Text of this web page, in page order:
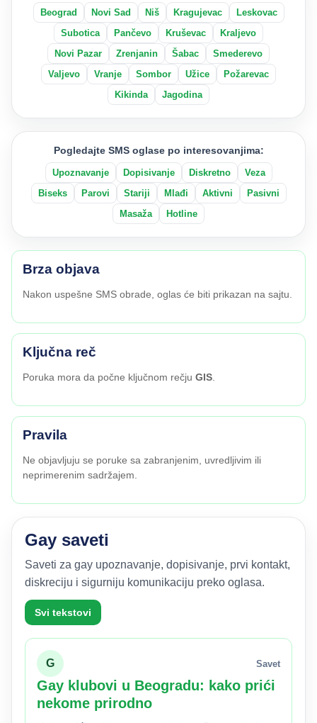
Beograd Novi Sad Niš Kragujevac
Leskovac
Subotica
Pančevo Kruševac
Kraljevo
Novi Pazar
Zrenjanin Šabac
Smederevo
Valjevo
Vranje Sombor Užice
Požarevac
Kikinda
Jagodina
Pogledajte SMS oglase po interesovanjima:
Upoznavanje Dopisivanje Diskretno
Veza
Biseks
Parovi Stariji Mlađi Aktivni
Pasivni
Masaža
Hotline
Brza objava
Nakon uspešne SMS obrade, oglas će biti prikazan na sajtu.
Ključna reč
Poruka mora da počne ključnom rečju GIS
Pravila
Ne objavljuju se poruke sa zabranjenim, uvredljivim ili
neprimerenim sadržajem.
Gay saveti
Saveti za gay upoznavanje, dopisivanje, prvi kontakt,
diskreciju i sigurniju komunikaciju preko oglasa.
Svi tekstovi
G Savet
Gay klubovi u Beogradu: kako prići
nekome prirodno